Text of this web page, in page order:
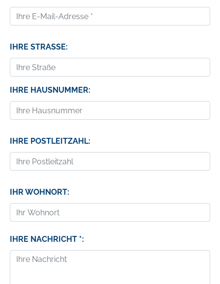
IHRE STRASSE:
IHRE HAUSNUMMER:
IHRE POSTLEITZAHL:
IHR WOHNORT:
IHRE NACHRICHT *: